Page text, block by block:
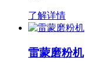
了解详情
雷蒙磨粉机